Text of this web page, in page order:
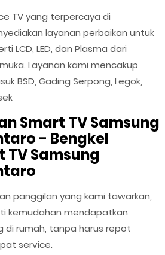
TV yang terpercaya di
layanan perbaikan untuk
LCD, LED, dan Plasma dari
Layanan kami mencakup
BSD, Gading Serpong, Legok,
Smart TV Samsung
- Bengkel
TV Samsung
panggilan yang kami tawarkan,
kemudahan mendapatkan
di rumah, tanpa harus repot
service.